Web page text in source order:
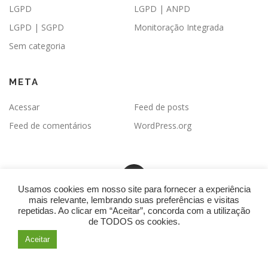
LGPD
LGPD | ANPD
LGPD | SGPD
Monitoração Integrada
Sem categoria
META
Acessar
Feed de posts
Feed de comentários
WordPress.org
Copyright © 2026 Palestrante Monaco–Websecret-SEO -
por: Otimização de Sites TOP20 - Política de
Usamos cookies em nosso site para fornecer a experiência
mais relevante, lembrando suas preferências e visitas
repetidas. Ao clicar em “Aceitar”, concorda com a utilização
de TODOS os cookies.
Aceitar